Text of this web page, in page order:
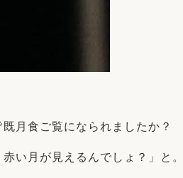
月食ご覧になられましたか？
い月が見えるんでしょ？」と